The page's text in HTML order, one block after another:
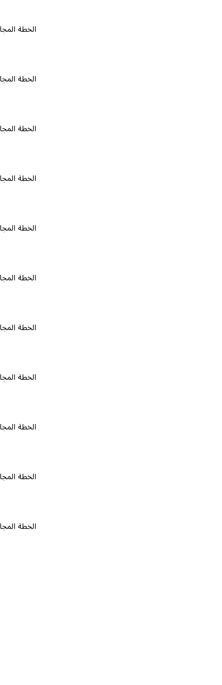
الخطة المجانية ٠
الخطة المجانية ٠
الخطة المجانية ٠
الخطة المجانية ٠
الخطة المجانية ٠
الخطة المجانية ٠
الخطة المجانية ٠
الخطة المجانية ٠
الخطة المجانية ٠
الخطة المجانية ٠
الخطة المجانية ٠